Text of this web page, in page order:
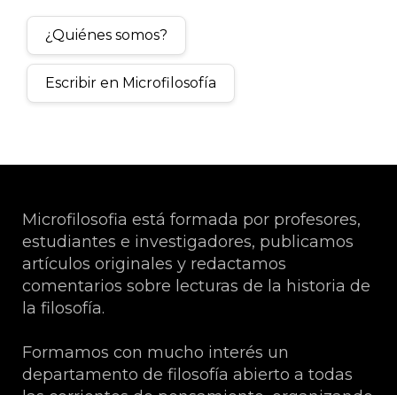
¿Quiénes somos?
Escribir en Microfilosofía
Microfilosofia está formada por profesores,
estudiantes e investigadores, publicamos
artículos originales y redactamos
comentarios sobre lecturas de la historia de
la filosofía.
Formamos con mucho interés un
departamento de filosofía abierto a todas